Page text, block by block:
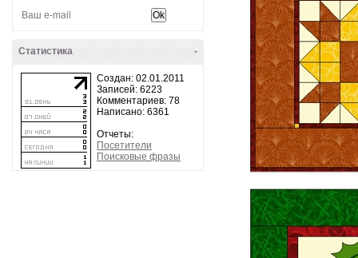
-
Статистика
Создан: 02.01.2011
Записей: 6223
Комментариев: 78
Написано: 6361
Отчеты:
Посетители
Поисковые фразы